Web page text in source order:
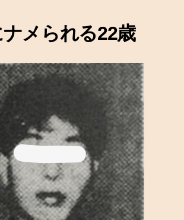
メられる22歳